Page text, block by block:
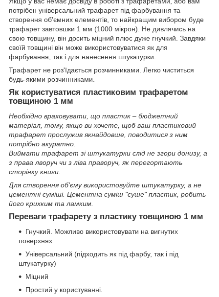
потрібен універсальний трафарет під фарбування та
створення об'ємних елементів, то найкращим вибором буде
трафарет завтовшки 1 мм (1000 мікрон). Не дивлячись на
свою товщину, він досить міцний плюс дуже гнучкий. Завдяки
своїй товщині він може використовуватися як для
фарбування, так і для нанесення штукатурки.
Трафарет не роз'їдається розчинниками. Легко чиститься
будь-якими розчинниками.
Як користуватися пластиковим трафаретом
товщиною 1 мм
Необхідно враховувати, що пластик – бюджетний
матеріал, тому, якщо ви хочете, щоб ваш пластиковий
трафарет прослужив якнайдовше, поводитися з ним
потрібно акуратно.
Виймати трафарет зі штукатурки слід не згори донизу, а
з права лворуч чи з ліва праворуч, як перегортають
сторінку книги.
Для створення об'єму використовуйте штукатурку, а не
цементні суміші. Цементна суміш "суше" пластик, робить
його крихким та ламким.
Переваги трафарету з пластику товщиною 1 мм
Гнучкий. Можливо використовувати на вигнутих
поверхнях
Універсальний (підходить як під фарбу, так і під
штукатурку)
Міцний
Простий у користуванні.